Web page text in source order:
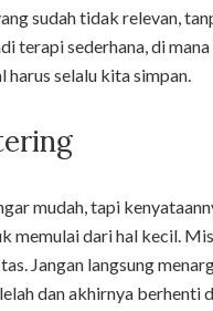
sudah tidak relevan,
terapi sederhana, di
harus selalu kita simpan.
mudah, tapi
memulai dari hal kecil.
Jangan langsung
dan akhirnya berhenti